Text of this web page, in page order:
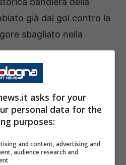
già dal gol contro la
sbagliato nella
è quello di arrivare in
nel giro della
attento in particolar
di Marassi.
asks for your
personal data for the
purposes:
and content, advertising and
audience research and